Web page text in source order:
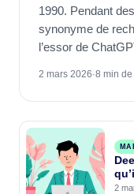
1990. Pendant
synonyme de
l’essor de
2 mars 2026·8 min
2